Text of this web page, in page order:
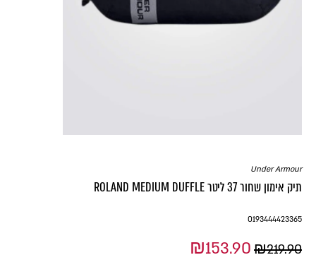
Under Armour
תיק אימון שחור 37 ליטר ROLAND MEDIUM DUFFLE
0193444423365
₪219.90
₪153.90